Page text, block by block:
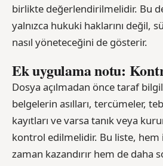
birlikte değerlendirilmelidir. Bu
yalnızca hukuki haklarını değil,
nasıl yöneteceğini de gösterir.
Ek uygulama notu:
Dosya açılmadan önce taraf
belgelerin asılları, tercümeler,
kayıtları ve varsa tanık veya
kontrol edilmelidir. Bu liste,
zaman kazandırır hem de daha